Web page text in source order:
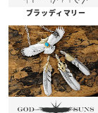
ブラッディマリー